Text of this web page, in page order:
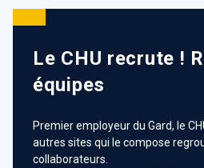
Territoire Cévennes
Symbole de la coopération des
publics
Au total, quinze établissements
établissements médicaux
coordonnent, collaborent et
Le CHU recrute !
équipes
Premier employeur du Gard, le
autres sites qui le compose
collaborateurs.